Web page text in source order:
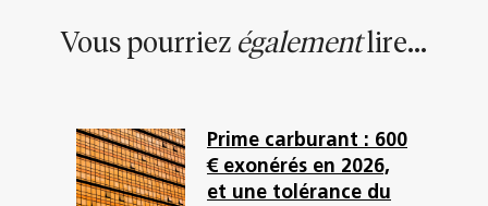
Vous pourriez égalementlire...
Prime carburant : 600
€ exonérés en 2026,
et une tolérance du